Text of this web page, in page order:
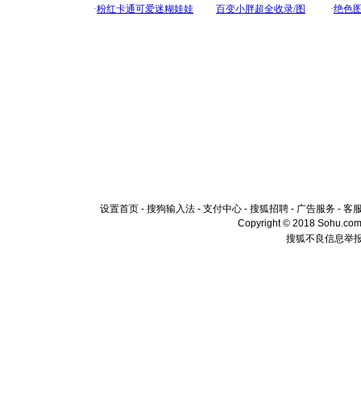
设置首页 - 搜狗输入法 - 支付中心 - 搜狐招聘 - 广告服务 - 客
Copyright © 2018
搜狐不良信息举